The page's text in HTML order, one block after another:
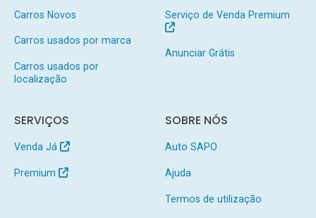
Carros Novos
Carros usados por marca
Carros usados por
localização
Serviço de Venda Premium
Anunciar Grátis
SERVIÇOS
Venda Já
Premium
SOBRE NÓS
Auto SAPO
Ajuda
Termos de utilização